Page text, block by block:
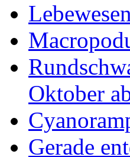
Lebewesen
Oktober
Gerade